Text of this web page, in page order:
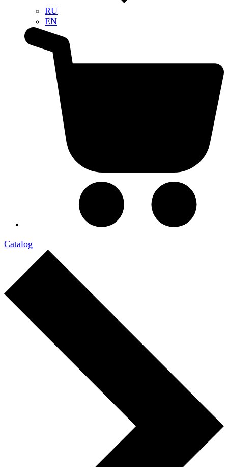
RU
EN
Catalog